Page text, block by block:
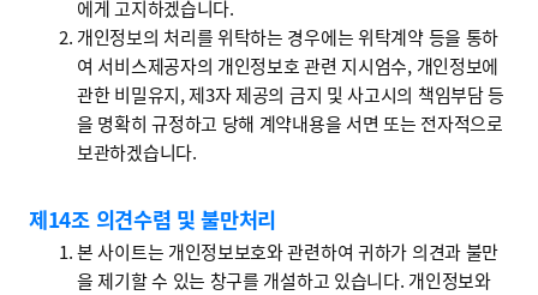
에게 고지하겠습니다.
개인정보의 처리를 위탁하는 경우에는 위탁계약 등을 통하
여 서비스제공자의 개인정보호 관련 지시엄수, 개인정보에
관한 비밀유지, 제3자 제공의 금지 및 사고시의 책임부담 등
을 명확히 규정하고 당해 계약내용을 서면 또는 전자적으로
보관하겠습니다.
제14조 의견수렴 및 불만처리
본 사이트는 개인정보보호와 관련하여 귀하가 의견과 불만
을 제기할 수 있는 창구를 개설하고 있습니다. 개인정보와